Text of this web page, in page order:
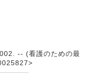
-- (看護のための最